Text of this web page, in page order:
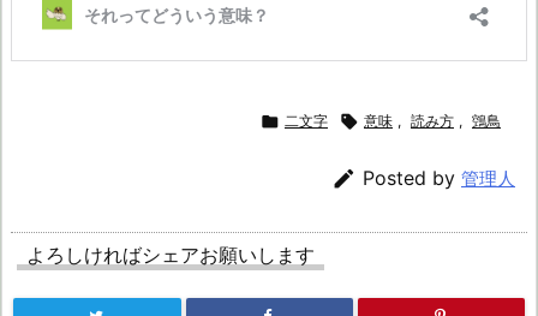
 二文字  意味 , 読み方 , 鵼鳥
 Posted by 管理人
よろしければシェアお願いします